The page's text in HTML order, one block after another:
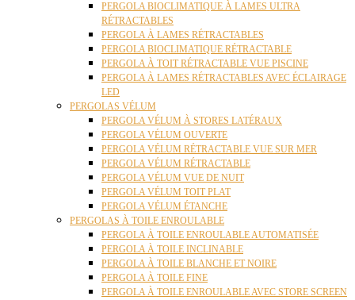
PERGOLA BIOCLIMATIQUE À LAMES ULTRA
RÉTRACTABLES
PERGOLA À LAMES RÉTRACTABLES
PERGOLA BIOCLIMATIQUE RÉTRACTABLE
PERGOLA À TOIT RÉTRACTABLE VUE PISCINE
PERGOLA À LAMES RÉTRACTABLES AVEC ÉCLAIRAGE
LED
PERGOLAS VÉLUM
PERGOLA VÉLUM À STORES LATÉRAUX
PERGOLA VÉLUM OUVERTE
PERGOLA VÉLUM RÉTRACTABLE VUE SUR MER
PERGOLA VÉLUM RÉTRACTABLE
PERGOLA VÉLUM VUE DE NUIT
PERGOLA VÉLUM TOIT PLAT
PERGOLA VÉLUM ÉTANCHE
PERGOLAS À TOILE ENROULABLE
PERGOLA À TOILE ENROULABLE AUTOMATISÉE
PERGOLA À TOILE INCLINABLE
PERGOLA À TOILE BLANCHE ET NOIRE
PERGOLA À TOILE FINE
PERGOLA À TOILE ENROULABLE AVEC STORE SCREEN